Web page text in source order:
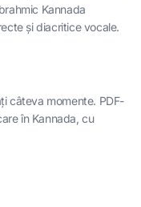
Kannada
și diacritice vocale.
câteva momente. PDF-
în Kannada, cu